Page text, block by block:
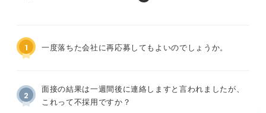
1 一度落ちた会社に再応募してもよいのでしょうか。
2
面接の結果は一週間後に連絡しますと言われましたが、
これって不採用ですか？